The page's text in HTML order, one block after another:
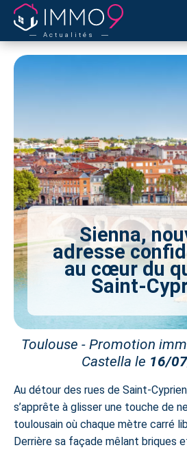
Actualités
Sienna,
adresse
au cœur du
Saint-
Toulouse - Promotion
Castella le 16/
Au détour des rues de Saint-Cyprien
s’apprête à glisser une touche de
toulousain où chaque mètre carré
Derrière sa façade mêlant briques